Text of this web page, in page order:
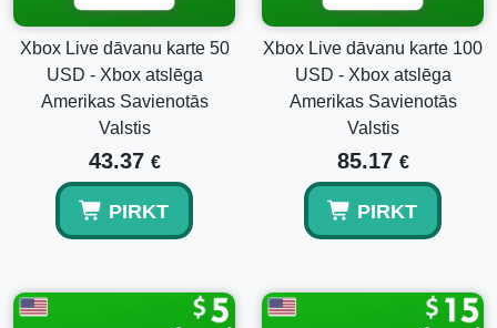
XGP Core aktivizācijas ceļvedis
Xbox Game Pass abonēšanas iespējas
Izmantojiet savas spēļu sesijas maksimāli, izmantojot Xbox
Game Pass Core. Paplašināt savu spēļu bibliotēku nekad
nav bijis vieglāk. Iegādājieties savu atslēgu šodien!
Xbox Live dāvanu karte 50
USD - Xbox atslēga
Amerikas Savienotās
Valstis
43.37 €
PIRKT
Xbox Live dāvanu karte 100
USD - Xbox atslēga
Amerikas Savienotās
Valstis
85.17 €
PIRKT